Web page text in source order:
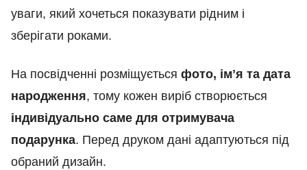
уваги, який хочеться показувати рідним і
зберігати роками.
На посвідченні розміщується фото, імʼя та дата
народження, тому кожен виріб створюється
індивідуально саме для отримувача
подарунка. Перед друком дані адаптуються під
обраний дизайн.